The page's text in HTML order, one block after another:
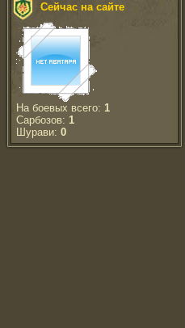
Сейчас на сайте
На боевых всего: 1
Сарбозов: 1
Шурави: 0